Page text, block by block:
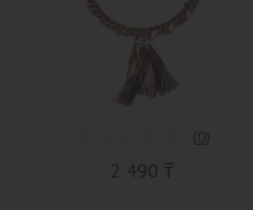
(0)
2 490 ₸